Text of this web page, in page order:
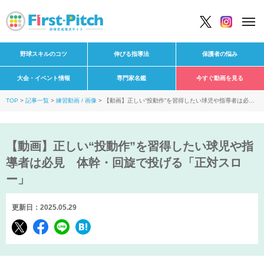
野球スキルのコツ 伸びる指導法 保護者の悩み
大会・イベント情報 専門家名鑑 今すぐ動画を見る
TOP 記事一覧 練習動画 / 画像
【動画】正しい“投動作”を習得したい球児や指導者は必
【動画】正しい“投動作”を習得したい球児や指
導者は必見 体幹・回旋で投げる「正対スロ
ー」
更新日：2025.05.29